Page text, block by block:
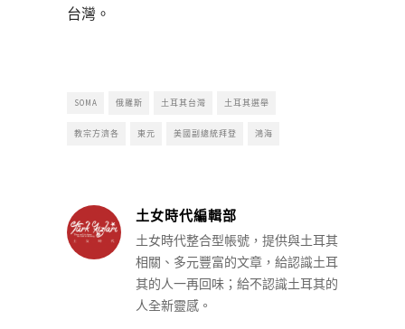
台灣。
SOMA 俄羅斯 土耳其台灣 土耳其選舉
教宗方濟各 東元 美國副總統拜登 鴻海
土女時代編輯部
土女時代整合型帳號，提供與土耳其
相關、多元豐富的文章，給認識土耳
其的人一再回味；給不認識土耳其的
人全新靈感。